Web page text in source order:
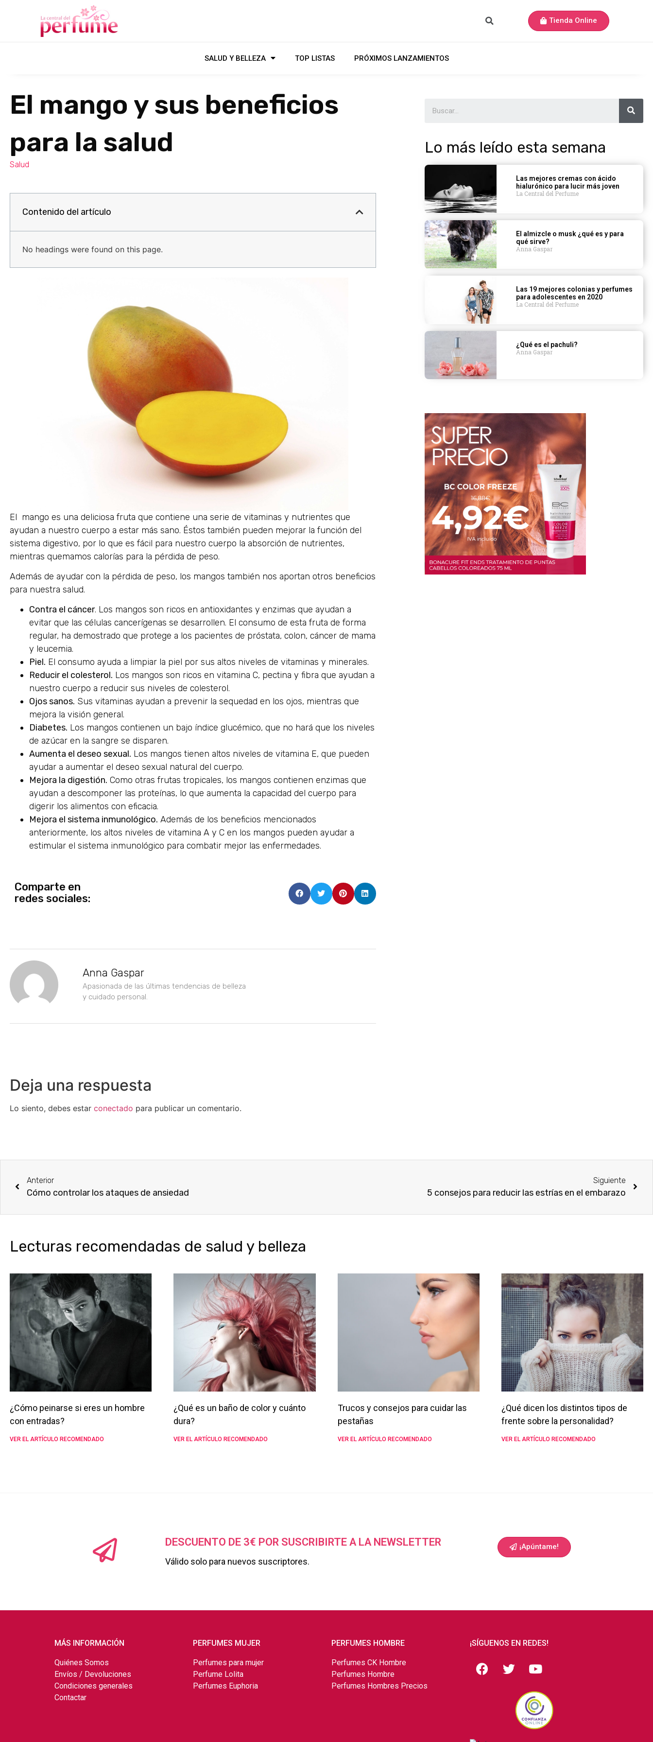
Tienda Online
SALUD Y BELLEZA TOP LISTAS PRÓXIMOS LANZAMIENTOS
El mango y sus beneficios
para la salud
Salud
Contenido del artículo
No headings were found on this page.
El mango es una deliciosa fruta que contiene una serie de vitaminas y nutrientes que
ayudan a nuestro cuerpo a estar más sano. Éstos también pueden mejorar la función del
sistema digestivo, por lo que es fácil para nuestro cuerpo la absorción de nutrientes,
mientras quemamos calorías para la pérdida de peso.
Además de ayudar con la pérdida de peso, los mangos también nos aportan otros beneficios
para nuestra salud.
Contra el cáncer. Los mangos son ricos en antioxidantes y enzimas que ayudan a
evitar que las células cancerígenas se desarrollen. El consumo de esta fruta de forma
regular, ha demostrado que protege a los pacientes de próstata, colon, cáncer de mama
y leucemia.
Piel. El consumo ayuda a limpiar la piel por sus altos niveles de vitaminas y minerales.
Reducir el colesterol. Los mangos son ricos en vitamina C, pectina y fibra que ayudan a
nuestro cuerpo a reducir sus niveles de colesterol.
Ojos sanos. Sus vitaminas ayudan a prevenir la sequedad en los ojos, mientras que
mejora la visión general.
Diabetes. Los mangos contienen un bajo índice glucémico, que no hará que los niveles
de azúcar en la sangre se disparen.
Aumenta el deseo sexual. Los mangos tienen altos niveles de vitamina E, que pueden
ayudar a aumentar el deseo sexual natural del cuerpo.
Mejora la digestión. Como otras frutas tropicales, los mangos contienen enzimas que
ayudan a descomponer las proteínas, lo que aumenta la capacidad del cuerpo para
digerir los alimentos con eficacia.
Mejora el sistema inmunológico. Además de los beneficios mencionados
anteriormente, los altos niveles de vitamina A y C en los mangos pueden ayudar a
estimular el sistema inmunológico para combatir mejor las enfermedades.
Comparte en
redes sociales:
Anna Gaspar
Apasionada de las últimas tendencias de belleza
y cuidado personal.
Deja una respuesta
Lo siento, debes estar conectado para publicar un comentario.
Lo más leído esta semana
Las mejores cremas con ácido
hialurónico para lucir más joven
La Central del Perfume
El almizcle o musk ¿qué es y para
qué sirve?
Anna Gaspar
Las 19 mejores colonias y perfumes
para adolescentes en 2020
La Central del Perfume
¿Qué es el pachuli?
Anna Gaspar
Anterior
Cómo controlar los ataques de ansiedad
Siguiente
5 consejos para reducir las estrías en el embarazo
Lecturas recomendadas de salud y belleza
¿Cómo peinarse si eres un hombre
con entradas?
VER EL ARTÍCULO RECOMENDADO
¿Qué es un baño de color y cuánto
dura?
VER EL ARTÍCULO RECOMENDADO
Trucos y consejos para cuidar las
pestañas
VER EL ARTÍCULO RECOMENDADO
¿Qué dicen los distintos tipos de
frente sobre la personalidad?
VER EL ARTÍCULO RECOMENDADO
DESCUENTO DE 3€ POR SUSCRIBIRTE A LA NEWSLETTER
Válido solo para nuevos suscriptores.
¡Apúntame!
MÁS INFORMACIÓN
Quiénes Somos
Envíos / Devoluciones
Condiciones generales
Contactar
PERFUMES MUJER
Perfumes para mujer
Perfume Lolita
Perfumes Euphoria
PERFUMES HOMBRE
Perfumes CK Hombre
Perfumes Hombre
Perfumes Hombres Precios
¡SÍGUENOS EN REDES!